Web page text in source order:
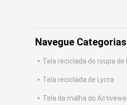
Navegue Categorias
Tela reciclada do roupa de
Tela reciclada de Lycra
Tela da malha do